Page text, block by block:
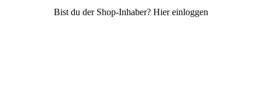
Bist du der Shop-Inhaber? Hier einloggen